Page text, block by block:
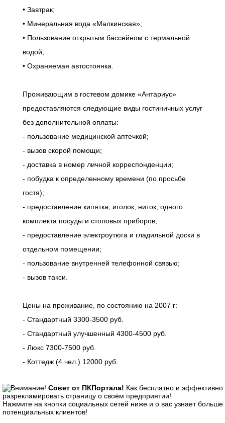
• Завтрак;
• Минеральная вода «Малкинская»;
• Пользование открытым бассейном с термальной
водой;
• Охраняемая автостоянка.
Проживающим в гостевом домике «Антариус»
предоставляются следующие виды гостиничных услуг
без дополнительной оплаты:
- пользование медицинской аптечкой;
- вызов скорой помощи;
- доставка в номер личной корреспонденции;
- побудка к определенному времени (по просьбе
гостя);
- предоставление кипятка, иголок, ниток, одного
комплекта посуды и столовых приборов;
- предоставление электроутюга и гладильной доски в
отдельном помещении;
- пользование внутренней телефонной связью;
- вызов такси.
Цены на проживание, по состоянию на 2007 г:
- Стандартный 3300-3500 руб.
- Стандартный улучшенный 4300-4500 руб.
- Люкс 7300-7500 руб.
- Коттедж (4 чел.) 12000 руб.
Совет от ПКПортала! Как бесплатно и эффективно
разрекламировать страницу о своём предприятии!
Нажмите на кнопки социальных сетей ниже и о вас узнает больше
потенциальных клиентов!